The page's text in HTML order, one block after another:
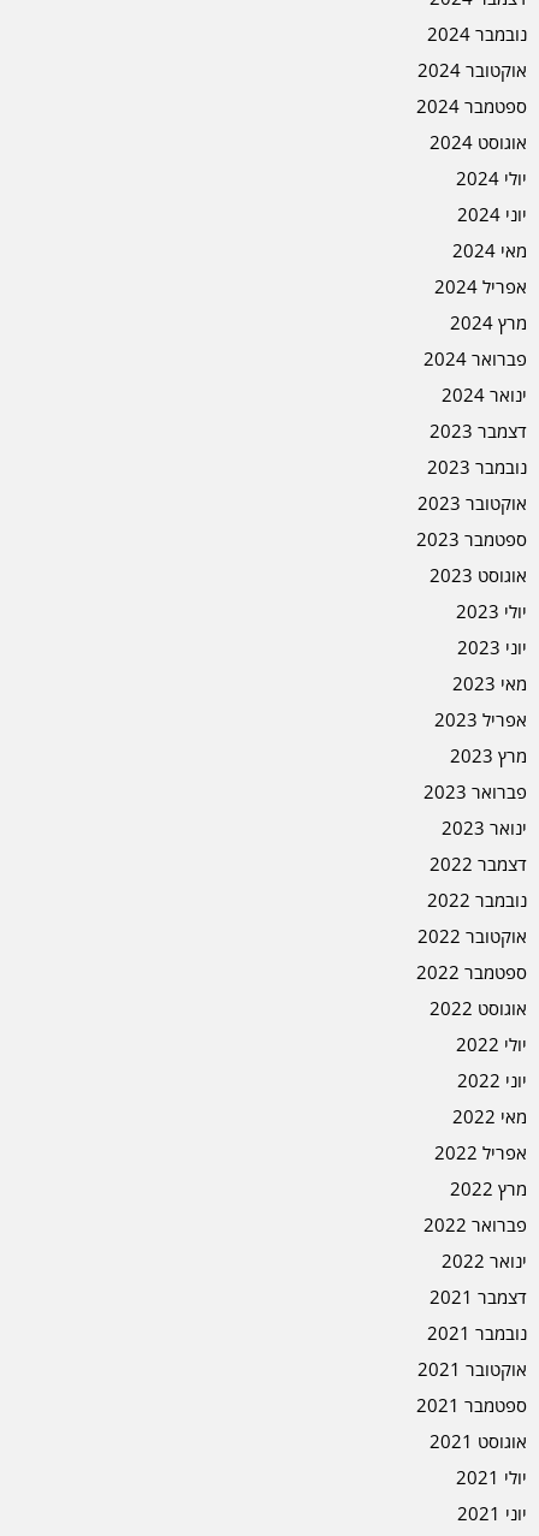
נובמבר 2024
אוקטובר 2024
ספטמבר 2024
אוגוסט 2024
יולי 2024
יוני 2024
מאי 2024
אפריל 2024
מרץ 2024
פברואר 2024
ינואר 2024
דצמבר 2023
נובמבר 2023
אוקטובר 2023
ספטמבר 2023
אוגוסט 2023
יולי 2023
יוני 2023
מאי 2023
אפריל 2023
מרץ 2023
פברואר 2023
ינואר 2023
דצמבר 2022
נובמבר 2022
אוקטובר 2022
ספטמבר 2022
אוגוסט 2022
יולי 2022
יוני 2022
מאי 2022
אפריל 2022
מרץ 2022
פברואר 2022
ינואר 2022
דצמבר 2021
נובמבר 2021
אוקטובר 2021
ספטמבר 2021
אוגוסט 2021
יולי 2021
יוני 2021